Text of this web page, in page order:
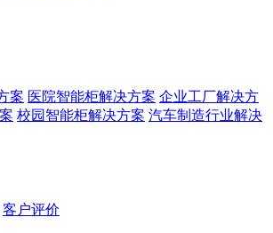
案 医院智能柜解决方案 企业工厂解决方
校园智能柜解决方案 汽车制造行业解决
客户评价